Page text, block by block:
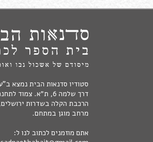
סטודיו סדנאות הבית נמצא
דרך שלמה 6, ת״א. צמוד
הרכבת הקלה בשדרות
מרחב מוגן במתחם.
אתם מוזמנים לכתוב לנו ל: